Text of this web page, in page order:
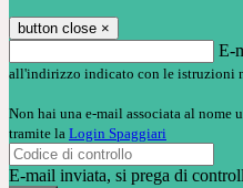
button close ×
E-
all'indirizzo indicato con le istruzioni
Non hai una e-mail associata al nome
tramite la Login Spaggiari
E-mail inviata, si prega di